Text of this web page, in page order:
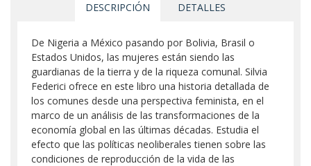
DESCRIPCIÓN DETALLES
De Nigeria a México pasando por Bolivia, Brasil o
Estados Unidos, las mujeres están siendo las
guardianas de la tierra y de la riqueza comunal. Silvia
Federici ofrece en este libro una historia detallada de
los comunes desde una perspectiva feminista, en el
marco de un análisis de las transformaciones de la
economía global en las últimas décadas. Estudia el
efecto que las políticas neoliberales tienen sobre las
condiciones de reproducción de la vida de las